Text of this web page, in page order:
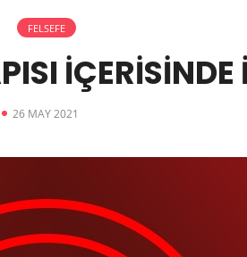
FELSEFE
26 MAY 2021